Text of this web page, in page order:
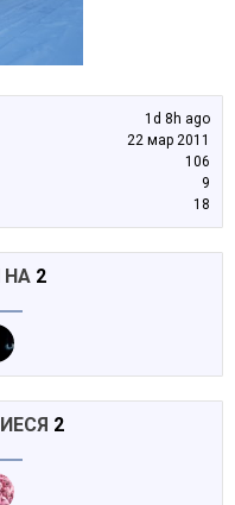
1d 8h ago
22 мар 2011
106
9
18
НА 2
2